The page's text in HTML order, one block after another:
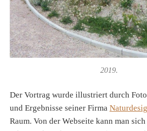
2019.
Der Vortrag wurde illustriert durch
und Ergebnisse seiner Firma
Raum. Von der Webseite kann man